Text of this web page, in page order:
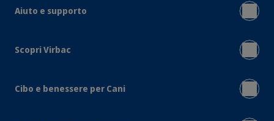
Aiuto e supporto
Scopri Virbac
Cibo e benessere per Cani